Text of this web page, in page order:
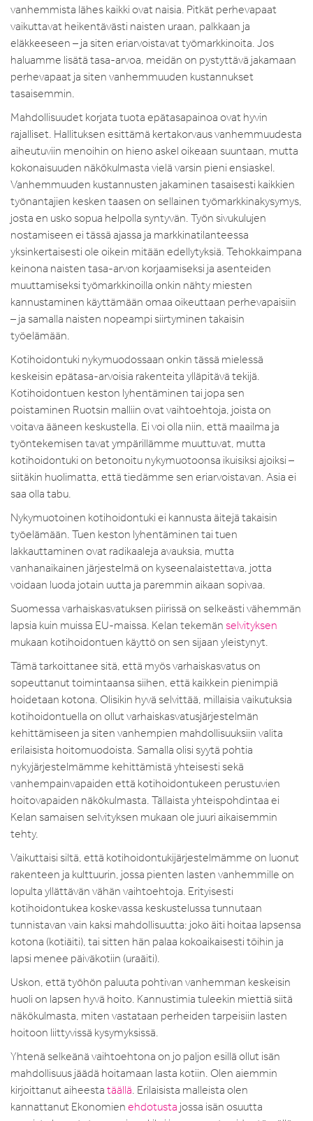
vanhemmista lähes kaikki ovat naisia. Pitkät perhevapaat
vaikuttavat heikentävästi naisten uraan, palkkaan ja
eläkkeeseen – ja siten eriarvoistavat työmarkkinoita. Jos
haluamme lisätä tasa-arvoa, meidän on pystyttävä jakamaan
perhevapaat ja siten vanhemmuuden kustannukset
tasaisemmin.
Mahdollisuudet korjata tuota epätasapainoa ovat hyvin
rajalliset. Hallituksen esittämä kertakorvaus vanhemmuudesta
aiheutuviin menoihin on hieno askel oikeaan suuntaan, mutta
kokonaisuuden näkökulmasta vielä varsin pieni ensiaskel.
Vanhemmuuden kustannusten jakaminen tasaisesti kaikkien
työnantajien kesken taasen on sellainen työmarkkinakysymys,
josta en usko sopua helpolla syntyvän. Työn sivukulujen
nostamiseen ei tässä ajassa ja markkinatilanteessa
yksinkertaisesti ole oikein mitään edellytyksiä. Tehokkaimpana
keinona naisten tasa-arvon korjaamiseksi ja asenteiden
muuttamiseksi työmarkkinoilla onkin nähty miesten
kannustaminen käyttämään omaa oikeuttaan perhevapaisiin
– ja samalla naisten nopeampi siirtyminen takaisin
työelämään.
Kotihoidontuki nykymuodossaan onkin tässä mielessä
keskeisin epätasa-arvoisia rakenteita ylläpitävä tekijä.
Kotihoidontuen keston lyhentäminen tai jopa sen
poistaminen Ruotsin malliin ovat vaihtoehtoja, joista on
voitava ääneen keskustella. Ei voi olla niin, että maailma ja
työntekemisen tavat ympärillämme muuttuvat, mutta
kotihoidontuki on betonoitu nykymuotoonsa ikuisiksi ajoiksi –
siitäkin huolimatta, että tiedämme sen eriarvoistavan. Asia ei
saa olla tabu.
Nykymuotoinen kotihoidontuki ei kannusta äitejä takaisin
työelämään. Tuen keston lyhentäminen tai tuen
lakkauttaminen ovat radikaaleja avauksia, mutta
vanhanaikainen järjestelmä on kyseenalaistettava, jotta
voidaan luoda jotain uutta ja paremmin aikaan sopivaa.
Suomessa varhaiskasvatuksen piirissä on selkeästi vähemmän
lapsia kuin muissa EU-maissa. Kelan tekemän selvityksen
mukaan kotihoidontuen käyttö on sen sijaan yleistynyt.
Tämä tarkoittanee sitä, että myös varhaiskasvatus on
sopeuttanut toimintaansa siihen, että kaikkein pienimpiä
hoidetaan kotona. Olisikin hyvä selvittää, millaisia vaikutuksia
kotihoidontuella on ollut varhaiskasvatusjärjestelmän
kehittämiseen ja siten vanhempien mahdollisuuksiin valita
erilaisista hoitomuodoista. Samalla olisi syytä pohtia
nykyjärjestelmämme kehittämistä yhteisesti sekä
vanhempainvapaiden että kotihoidontukeen perustuvien
hoitovapaiden näkökulmasta. Tällaista yhteispohdintaa ei
Kelan samaisen selvityksen mukaan ole juuri aikaisemmin
tehty.
Vaikuttaisi siltä, että kotihoidontukijärjestelmämme on luonut
rakenteen ja kulttuurin, jossa pienten lasten vanhemmille on
lopulta yllättävän vähän vaihtoehtoja. Erityisesti
kotihoidontukea koskevassa keskustelussa tunnutaan
tunnistavan vain kaksi mahdollisuutta: joko äiti hoitaa lapsensa
kotona (kotiäiti), tai sitten hän palaa kokoaikaisesti töihin ja
lapsi menee päiväkotiin (uraäiti).
Uskon, että työhön paluuta pohtivan vanhemman keskeisin
huoli on lapsen hyvä hoito. Kannustimia tuleekin miettiä siitä
näkökulmasta, miten vastataan perheiden tarpeisiin lasten
hoitoon liittyvissä kysymyksissä.
Yhtenä selkeänä vaihtoehtona on jo paljon esillä ollut isän
mahdollisuus jäädä hoitamaan lasta kotiin. Olen aiemmin
kirjoittanut aiheesta täällä. Erilaisista malleista olen
kannattanut Ekonomien ehdotusta jossa isän osuutta